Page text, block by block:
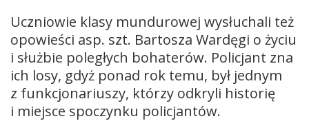
Uczniowie klasy mundurowej wysłuchali też
opowieści asp. szt. Bartosza Wardęgi o życiu
i służbie poległych bohaterów. Policjant zna
ich losy, gdyż ponad rok temu, był jednym
z funkcjonariuszy, którzy odkryli historię
i miejsce spoczynku policjantów.